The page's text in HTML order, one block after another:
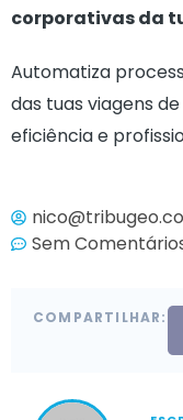
corporativas da
Automatiza
das tuas viagens
eficiência e
Sem
COMPARTILHAR: